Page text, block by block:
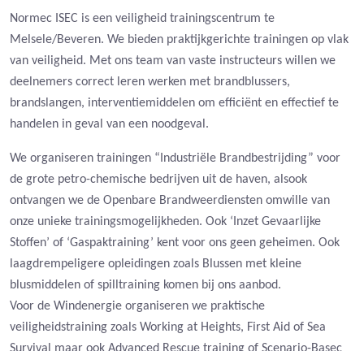
Normec ISEC is een veiligheid trainingscentrum te
Melsele/Beveren. We bieden praktijkgerichte trainingen op vlak
van veiligheid. Met ons team van vaste instructeurs willen we
deelnemers correct leren werken met brandblussers,
brandslangen, interventiemiddelen om efficiënt en effectief te
handelen in geval van een noodgeval.
We organiseren trainingen “Industriële Brandbestrijding” voor
de grote petro-chemische bedrijven uit de haven, alsook
ontvangen we de Openbare Brandweerdiensten omwille van
onze unieke trainingsmogelijkheden. Ook ‘Inzet Gevaarlijke
Stoffen’ of ‘Gaspaktraining’ kent voor ons geen geheimen. Ook
laagdrempeligere opleidingen zoals Blussen met kleine
blusmiddelen of spilltraining komen bij ons aanbod.
Voor de Windenergie organiseren we praktische
veiligheidstraining zoals Working at Heights, First Aid of Sea
Survival maar ook Advanced Rescue training of Scenario-Basec